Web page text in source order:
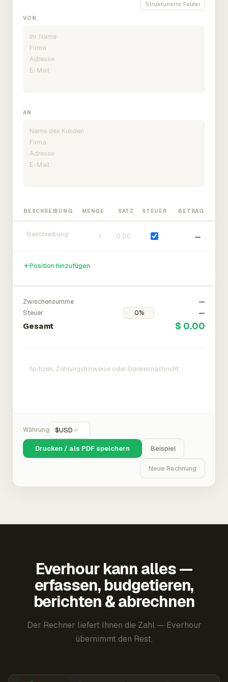
Strukturierte Felder
VON
AN
BESCHREIBUNG MENGE SATZ STEUER BETRAG
—
Position hinzufügen
Zwischensumme
—
Steuer
—
Gesamt $ 0.00
Währung $USD
Drucken / als PDF speichern Beispiel
Neue Rechnung
Everhour kann alles —
erfassen, budgetieren,
berichten & abrechnen
Der Rechner liefert Ihnen die Zahl — Everhour
übernimmt den Rest.